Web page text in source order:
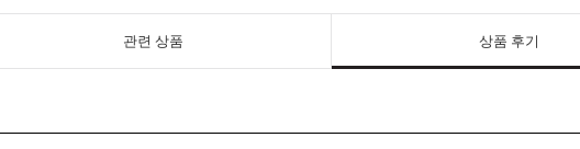
관련 상품 상품 후기